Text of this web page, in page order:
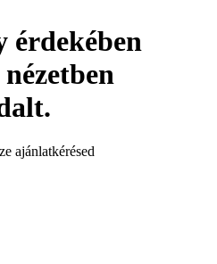
érdekében
ajánlatkérésed